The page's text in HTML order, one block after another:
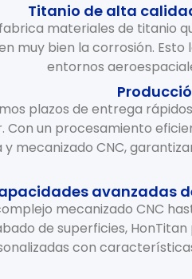
Titanio de alta
materiales de titanio
muy bien la corrosión.
entornos
plazos de entrega
Con un procesamiento
y mecanizado CNC,
avanzadas
mecanizado CNC
de superficies,
con